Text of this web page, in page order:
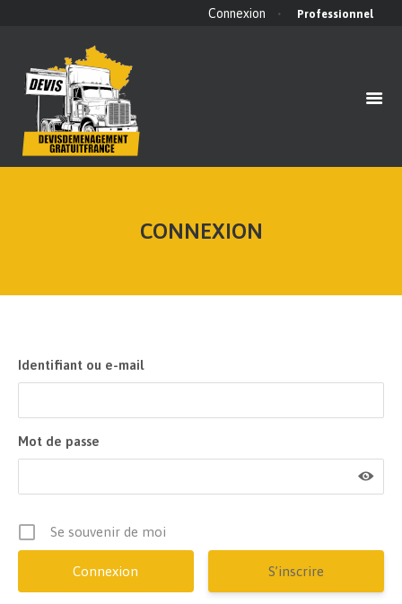
Connexion Professionnel
CONNEXION
ACCUEIL
QUI SOMMES NOUS ?
BLOG
CONTACT
Identifiant ou e-mail
Mot de passe
Se souvenir de moi
S’inscrire